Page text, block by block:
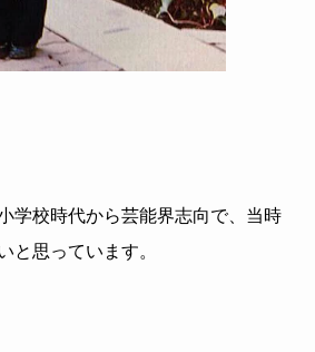
学校時代から芸能界志向で、当時
と思っています。